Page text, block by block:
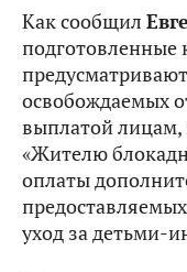
Как сообщил
подготовленные
освобождаемых
выплатой
«Жителю
оплаты
уход за детьми-